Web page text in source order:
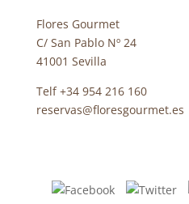
Flores Gourmet
C/ San Pablo Nº 24
41001 Sevilla
Telf +34 954 216 160
reservas@floresgourmet.es